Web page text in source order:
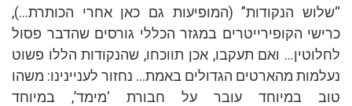
“שלוש הנקודות” (המופיעות גם כאן אחרי הכותרת…),
כרישי הקופירייטרים במגזר הכללי גורסים שהדבר פסול
לחלוטין… ואם תעקבו, אכן תווכחו, שהנקודות הללו פשוט
נעלמות מהארטים הגדולים באמת… נחזור לעניינינו: משהו
טוב במיוחד עובר על חבורת ‘מימד’, במיוחד